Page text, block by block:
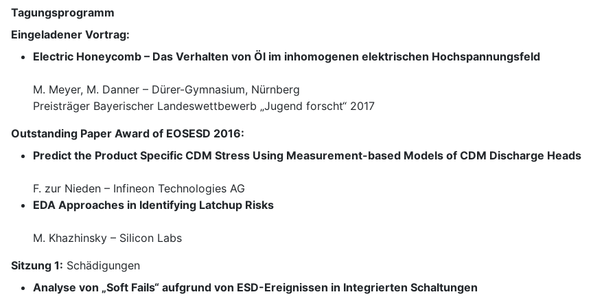
Tagungsprogramm
Eingeladener Vortrag:
Electric Honeycomb – Das Verhalten von Öl im inhomogenen elektrischen Hochspannungsfeld
M. Meyer, M. Danner – Dürer-Gymnasium, Nürnberg
Preisträger Bayerischer Landeswettbewerb „Jugend forscht“ 2017
Outstanding Paper Award of EOSESD 2016:
Predict the Product Specific CDM Stress Using Measurement-based Models of CDM Discharge Heads
F. zur Nieden – Infineon Technologies AG
EDA Approaches in Identifying Latchup Risks
M. Khazhinsky – Silicon Labs
Sitzung 1: Schädigungen
Analyse von „Soft Fails“ aufgrund von ESD-Ereignissen in Integrierten Schaltungen